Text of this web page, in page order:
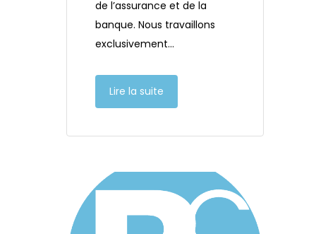
de l’assurance et de la
banque. Nous travaillons
exclusivement…
Lire la suite